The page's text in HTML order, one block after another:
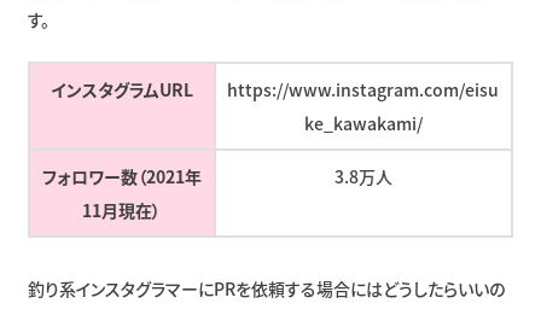
す。
インスタグラムURL
https://www.instagram.com/eisu
ke_kawakami/
フォロワー数（2021年
11月現在）
3.8万人
釣り系インスタグラマーにPRを依頼する場合にはどうしたらいいの